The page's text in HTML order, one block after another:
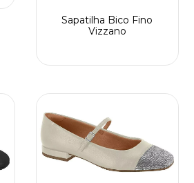
Sapatilha Bico Fino
Vizzano